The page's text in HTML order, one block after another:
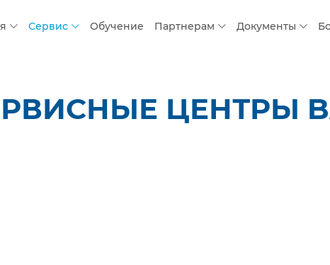
Сервис Обучение Партнерам Документы
ЦЕНТРЫ